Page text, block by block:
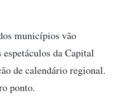
municípios vão
da Capital
de calendário regional.
ponto.